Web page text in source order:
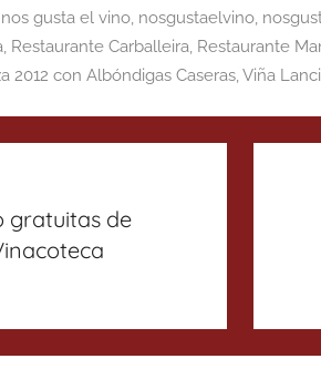
nos gusta el vino, nosgustaelvino,
, Restaurante Carballeira, Restaurante
2012 con Albóndigas Caseras,Viña
gratuitas de